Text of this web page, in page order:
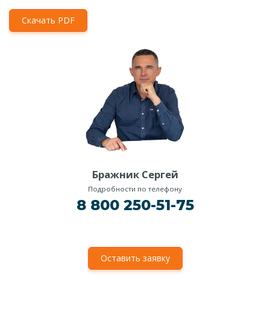
Скачать PDF
Бражник Сергей
Подробности по телефону
8 800 250-51-75
Оставить заявку